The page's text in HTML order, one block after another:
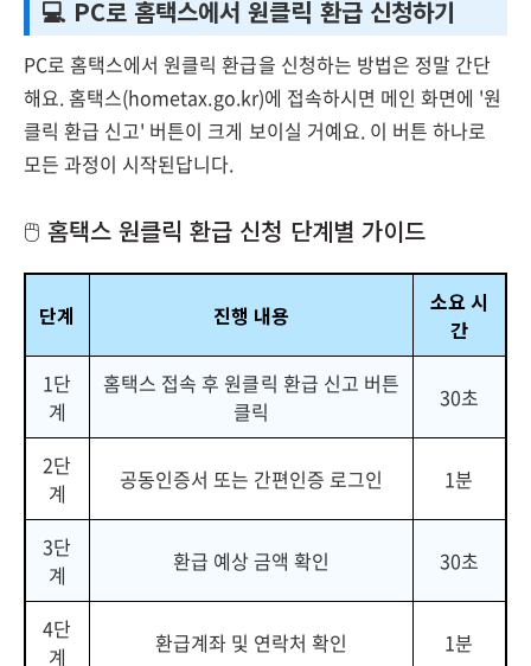
💻 PC로 홈택스에서 원클릭 환급 신청하기
PC로 홈택스에서 원클릭 환급을 신청하는 방법은 정말 간단
해요. 홈택스(hometax.go.kr)에 접속하시면 메인 화면에 '원
클릭 환급 신고' 버튼이 크게 보이실 거예요. 이 버튼 하나로
모든 과정이 시작된답니다.
🖱️ 홈택스 원클릭 환급 신청 단계별 가이드
단계 진행 내용
소요 시
간
1단
계
홈택스 접속 후 원클릭 환급 신고 버튼
클릭
30초
2단
계
공동인증서 또는 간편인증 로그인 1분
3단
계
환급 예상 금액 확인 30초
4단
계
환급계좌 및 연락처 확인 1분